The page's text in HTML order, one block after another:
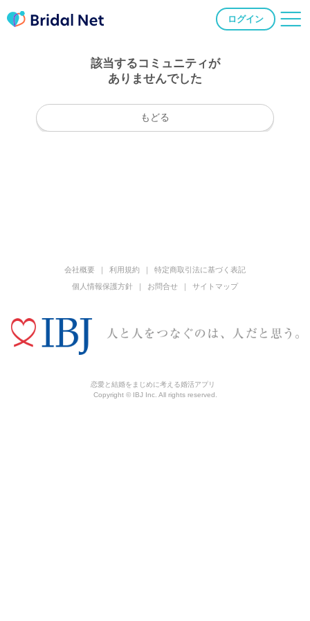
ログイン
該当するコミュニティが
ありませんでした
もどる
会社概要 利用規約
特定商取引法に基づく表記
個人情報保護方針
お問合せ サイトマップ
恋愛と結婚をまじめに考える婚活アプリ
Copyright © IBJ Inc. All rights reserved.